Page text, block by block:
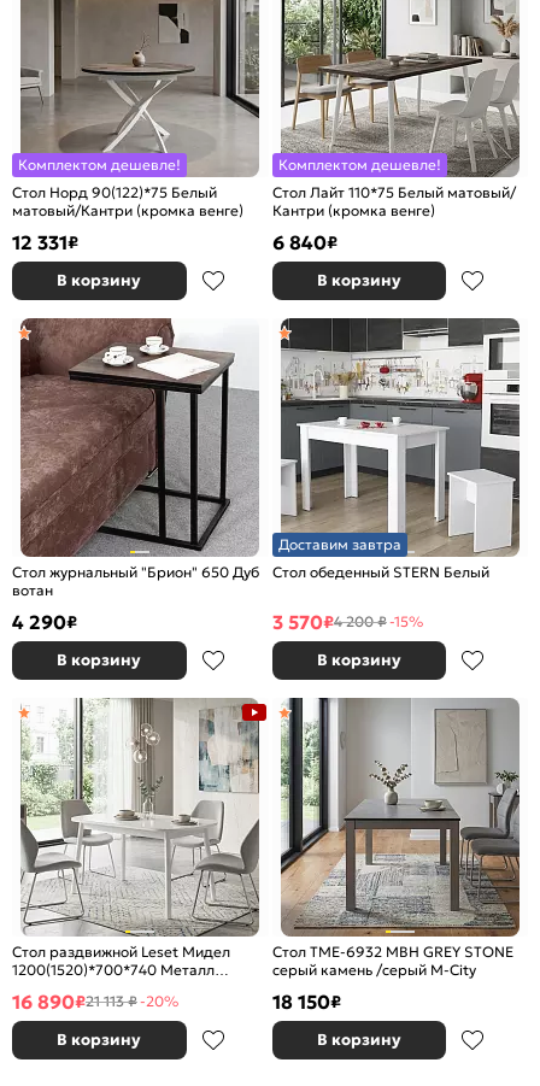
Комплектом дешевле!
Стол Норд 90(122)*75 Белый
матовый/Кантри (кромка венге)
12 331₽
В корзину
Комплектом дешевле!
Стол Лайт 110*75 Белый матовый/
Кантри (кромка венге)
6 840₽
В корзину
Стол журнальный "Брион" 650 Дуб
вотан
4 290₽
В корзину
Доставим завтра
Cтол обеденный STERN Белый
3 570₽4 200 ₽-15%
В корзину
Стол раздвижной Leset Мидел
1200(1520)*700*740 Металл
16 890₽21 113 ₽-20%
В корзину
Стол TME-6932 MBH GREY STONE
серый камень /серый M-City
18 150₽
В корзину